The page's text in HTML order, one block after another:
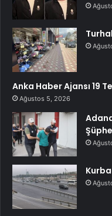
Anka Haber Ajansı 19
Ağustos 5, 2026